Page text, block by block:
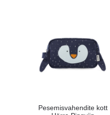
Pesemisvahendite kott